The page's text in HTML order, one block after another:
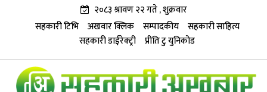
२०८३ श्रावण २२ गते , शुक्रवार
सहकारी टिभि
अखवार क्लिक सम्पादकीय
सहकारी साहित्य
सहकारी डाईरेक्ट्री प्रीति टु युनिकोड